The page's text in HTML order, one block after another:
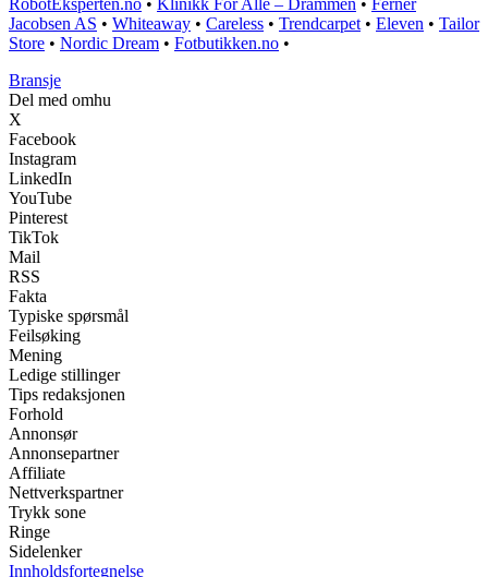
RobotEksperten.no • Klinikk For Alle – Drammen • Ferner
Jacobsen AS • Whiteaway • Careless • Trendcarpet • Eleven • Tailor
Store • Nordic Dream • Fotbutikken.no •
Bransje
Del med omhu
X
Facebook
Instagram
LinkedIn
YouTube
Pinterest
TikTok
Mail
RSS
Fakta
Typiske spørsmål
Feilsøking
Mening
Ledige stillinger
Tips redaksjonen
Forhold
Annonsør
Annonsepartner
Affiliate
Nettverkspartner
Trykk sone
Ringe
Sidelenker
Innholdsfortegnelse